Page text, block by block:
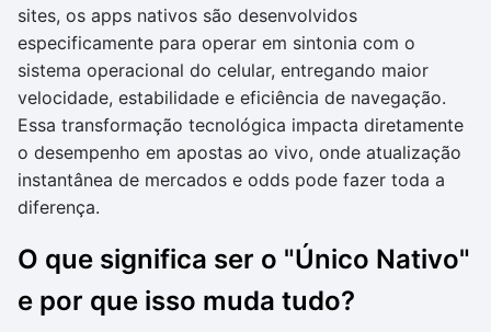
sites, os apps nativos são desenvolvidos
especificamente para operar em sintonia com o
sistema operacional do celular, entregando maior
velocidade, estabilidade e eficiência de navegação.
Essa transformação tecnológica impacta diretamente
o desempenho em apostas ao vivo, onde atualização
instantânea de mercados e odds pode fazer toda a
diferença.
O que significa ser o "Único Nativo"
e por que isso muda tudo?